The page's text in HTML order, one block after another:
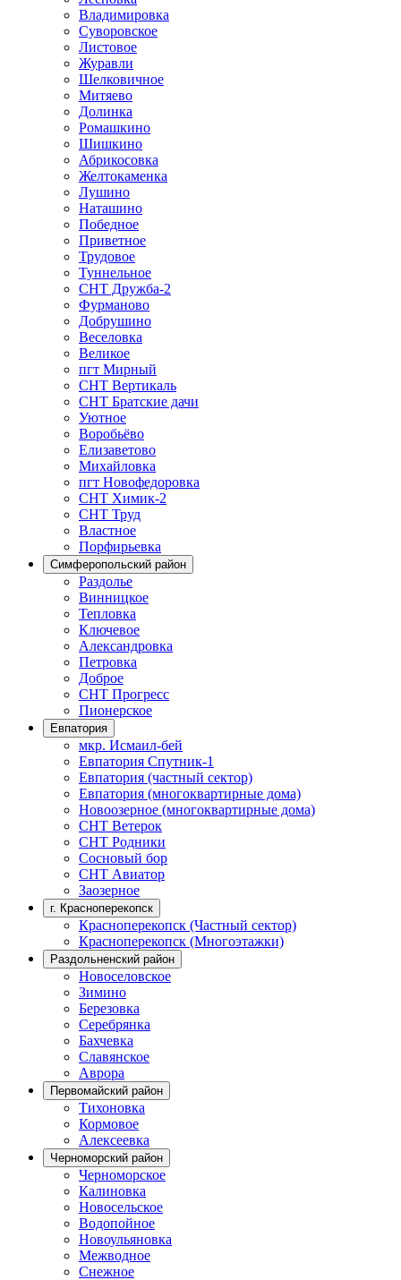
Владимировка
Суворовское
Листовое
Журавли
Шелковичное
Митяево
Долинка
Ромашкино
Шишкино
Абрикосовка
Желтокаменка
Лушино
Наташино
Победное
Приветное
Трудовое
Туннельное
СНТ Дружба-2
Фурманово
Добрушино
Веселовка
Великое
пгт Мирный
СНТ Вертикаль
СНТ Братские дачи
Уютное
Воробьёво
Елизаветово
Михайловка
пгт Новофедоровка
СНТ Химик-2
СНТ Труд
Властное
Порфирьевка
Симферопольский район
Раздолье
Винницкое
Тепловка
Ключевое
Александровка
Петровка
Доброе
СНТ Прогресс
Пионерское
Евпатория
мкр. Исмаил-бей
Евпатория Спутник-1
Евпатория (частный сектор)
Евпатория (многоквартирные дома)
Новоозерное (многоквартирные дома)
СНТ Ветерок
СНТ Родники
Сосновый бор
СНТ Авиатор
Заозерное
г. Красноперекопск
Красноперекопск (Частный сектор)
Красноперекопск (Многоэтажки)
Раздольненский район
Новоселовское
Зимино
Березовка
Серебрянка
Бахчевка
Славянское
Аврора
Первомайский район
Тихоновка
Кормовое
Алексеевка
Черноморский район
Черноморское
Калиновка
Новосельское
Водопойное
Новоульяновка
Межводное
Снежное